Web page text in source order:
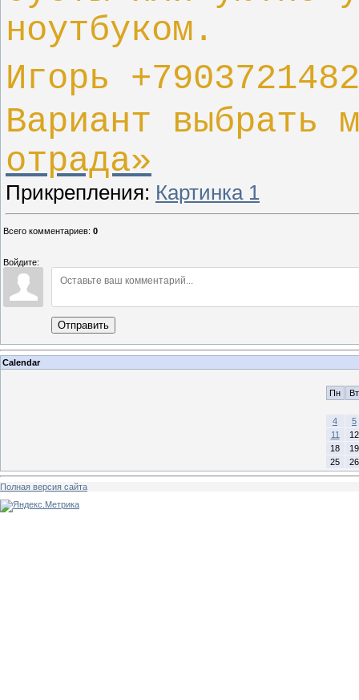
ноутбуком.
Игорь
Вариант выбрать
отрада»
Прикрепления: Картинка 1
Всего комментариев: 0
Войдите:
Отправить
Calendar
Пн Вт
4
5
11
12
18
19
25
26
Полная версия сайта